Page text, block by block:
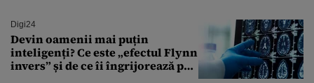
Digi24
Devin oamenii mai puțin
inteligenți? Ce este „efectul Flynn
invers” și de ce îi îngrijorează pe